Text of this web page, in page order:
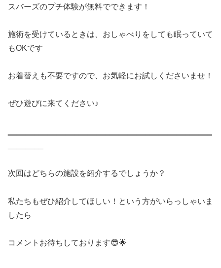
スバーズのプチ体験が無料でできます！
施術を受けているときは、おしゃべりをしても眠っていて
もOKです
お着替えも不要ですので、お気軽にお試しくださいませ！
ぜひ遊びに来てください♪
次回はどちらの施設を紹介するでしょうか？
私たちもぜひ紹介してほしい！という方がいらっしゃいま
したら
コメントお待ちしております😎🌟